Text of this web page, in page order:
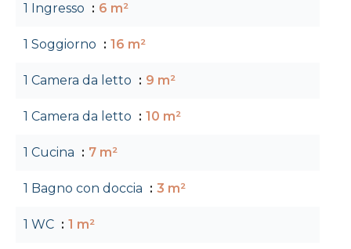
1 Ingresso 6 m²
1 Soggiorno 16 m²
1 Camera da letto 9 m²
1 Camera da letto 10 m²
1 Cucina 7 m²
1 Bagno con doccia 3 m²
1 WC 1 m²